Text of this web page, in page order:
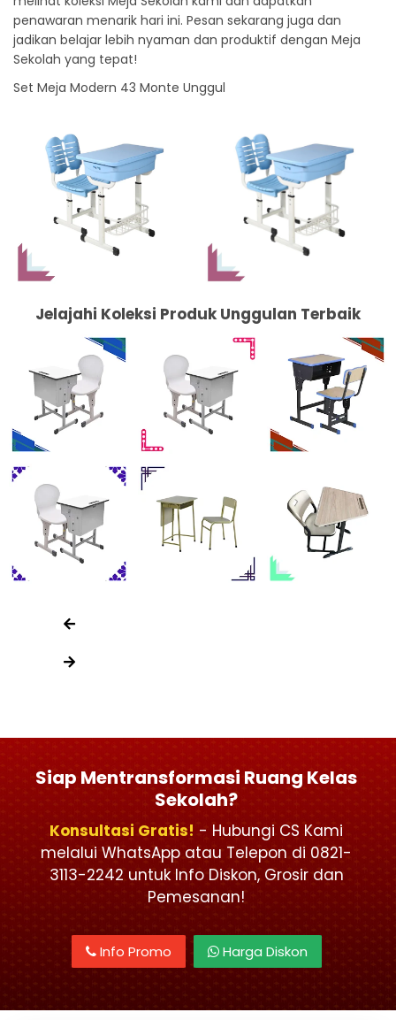
penawaran menarik hari ini. Pesan sekarang juga dan
jadikan belajar lebih nyaman dan produktif dengan Meja
Sekolah yang tepat!
Set Meja Modern 43 Monte Unggul
Jelajahi Koleksi Produk Unggulan Terbaik
Siap Mentransformasi Ruang Kelas
Sekolah?
Konsultasi Gratis! - Hubungi CS Kami
melalui WhatsApp atau Telepon di 0821-
3113-2242 untuk Info Diskon, Grosir dan
Pemesanan!
Info Promo Harga Diskon